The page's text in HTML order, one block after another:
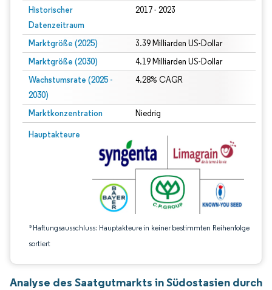
Historischer
Datenzeitraum
2017 - 2023
Marktgröße (2025) 3.39 Milliarden US-Dollar
Marktgröße (2030) 4.19 Milliarden US-Dollar
Wachstumsrate (2025 -
2030)
4.28% CAGR
Marktkonzentration Niedrig
Hauptakteure
*Haftungsausschluss: Hauptakteure in keiner bestimmten Reihenfolge
sortiert
Bild © Mordor Intelligence. Wiederverwendung erfordert Namensnennung
Analyse des Saatgutmarkts in Südostasien durch